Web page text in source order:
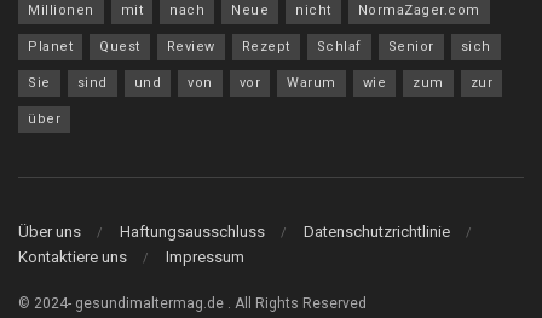
Millionen mit nach Neue nicht NormaZager.com
Planet Quest Review Rezept Schlaf Senior sich
Sie sind und von vor Warum wie zum zur
über
Über uns Haftungsausschluss
Datenschutzrichtlinie
Kontaktiere uns
Impressum
© 2024- gesundimaltermag.de . All Rights Reserved